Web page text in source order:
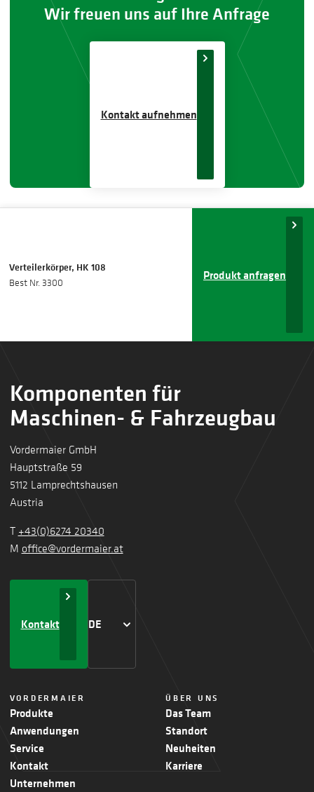
Wir freuen uns auf Ihre Anfrage
Kontakt aufnehmen
Verteilerkörper, HK 108
Best Nr. 3300
Produkt anfragen
Komponenten für
Maschinen- & Fahrzeugbau
Vordermaier GmbH
Hauptstraße 59
5112 Lamprechtshausen
Austria
T +43(0)6274 20340
M office@vordermaier.at
Kontakt DE
VORDERMAIER
Produkte
Anwendungen
Service
Kontakt
Unternehmen
ÜBER UNS
Das Team
Standort
Neuheiten
Karriere